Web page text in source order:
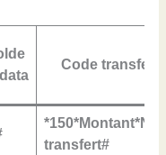
Code transfert
transfert#